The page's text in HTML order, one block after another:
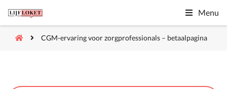
Menu
CGM-ervaring voor zorgprofessionals – betaalpagina